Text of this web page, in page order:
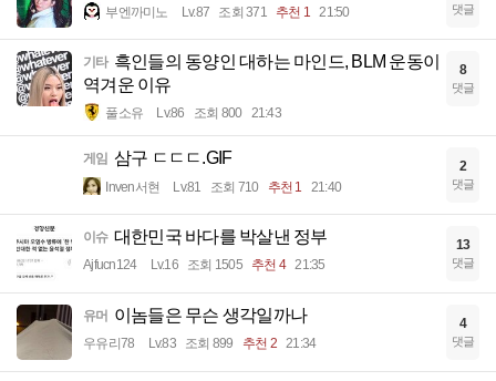
부엔까미노 Lv.87 조회 371 추천 1 21:50 댓글
기타 흑인들의 동양인 대하는 마인드, BLM 운동이
역겨운 이유
풀소유 Lv.86 조회 800 21:43
8
댓글
게임 삼구 ㄷㄷㄷ.GIF
Inven서현 Lv.81 조회 710 추천 1 21:40
2
댓글
이슈 대한민국 바다를 박살낸 정부
Ajfucn124 Lv.16 조회 1505 추천 4 21:35
13
댓글
유머 이놈들은 무슨 생각일까나
우유리78 Lv.83 조회 899 추천 2 21:34
4
댓글